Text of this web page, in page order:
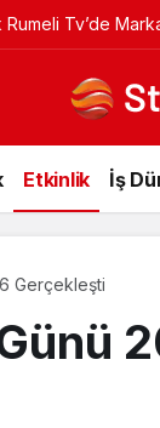
Tv’de
Etkinlik İş
Gerçekleşti